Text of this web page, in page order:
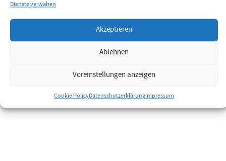
Dienste verwalten
Akzeptieren
Ablehnen
Voreinstellungen anzeigen
Cookie PolicyDatenschutzerklärungImpressum